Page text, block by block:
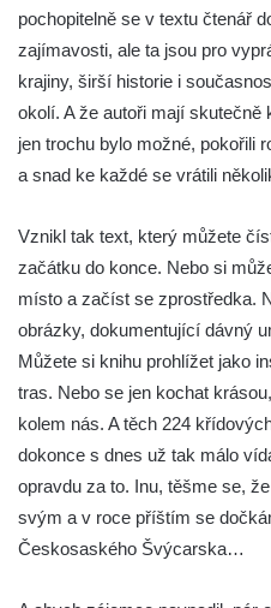
pochopitelně se v textu čtenář
zajímavosti, ale ta jsou pro
krajiny, širší historie i
okolí. A že autoři mají
jen trochu bylo možné, pokořili
a snad ke každé se vrátili
Vznikl tak text, který můžete
začátku do konce. Nebo si
místo a začíst se zprostředka.
obrázky, dokumentující dávný
Můžete si knihu prohlížet jako
tras. Nebo se jen kochat
kolem nás. A těch 224
dokonce s dnes už tak málo
opravdu za to. Inu, těšme se,
svým a v roce příštím se
Českosaského Švýcarska…